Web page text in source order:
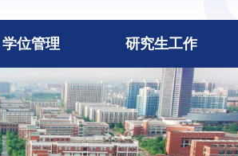
学位管理 研究生工作